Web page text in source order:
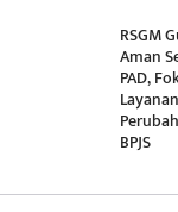
RSGM
Aman
PAD,
BPJS